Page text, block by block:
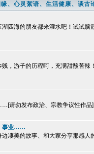
、心灵絮语、生活健康、谈
四海的朋友都来灌水吧！试试脑
，游子的历程呵，充满甜酸苦辣
请勿发布政治、宗教争议性作品]
事业……
边凄美的故事、和大家分享那感